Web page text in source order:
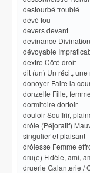
destourbé troublé
dévé fou
devers devant
devinance Divination
dévoyable
dextre Côté droit
dit (un) Un récit, une
donoyer Faire la
donzelle Fille,
dormitoire dortoir
douloir Souffrir,
drôle (Péjoratif)
singulier et plaisant
drôlesse Femme
dru(e) Fidèle, ami,
druerie Galanterie /